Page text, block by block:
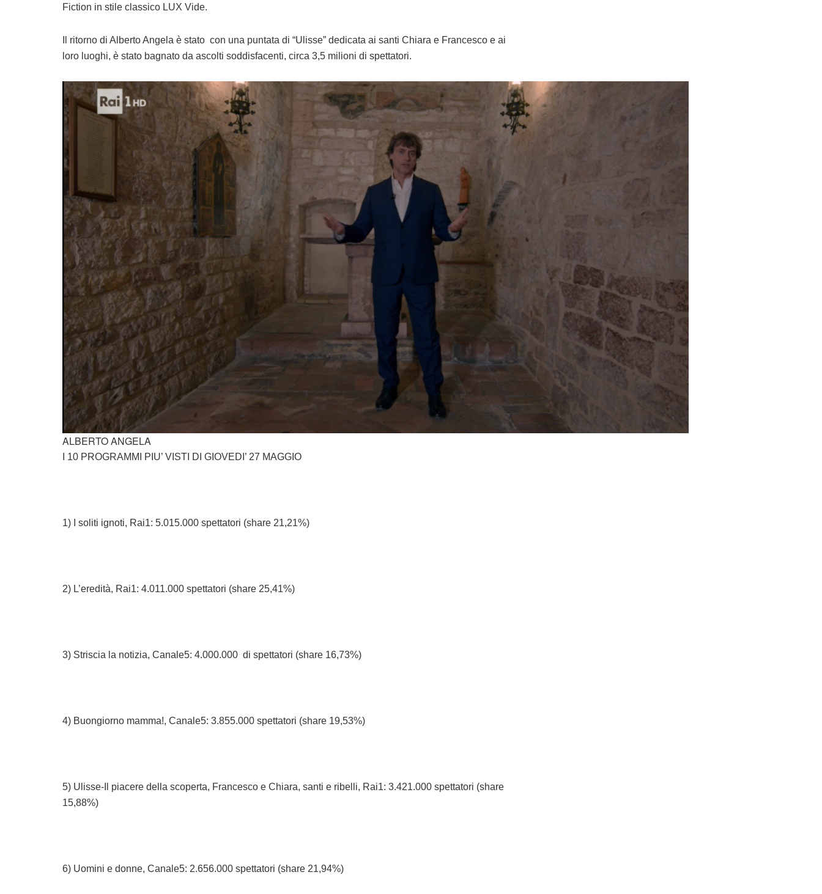
Fiction in stile classico LUX Vide.
Il ritorno di Alberto Angela è stato con una puntata di “Ulisse” dedicata ai santi Chiara e Francesco e ai
loro luoghi, è stato bagnato da ascolti soddisfacenti, circa 3,5 milioni di spettatori.
ALBERTO ANGELA
I 10 PROGRAMMI PIU’ VISTI DI GIOVEDI’ 27 MAGGIO
1) I soliti ignoti, Rai1: 5.015.000 spettatori (share 21,21%)
2) L’eredità, Rai1: 4.011.000 spettatori (share 25,41%)
3) Striscia la notizia, Canale5: 4.000.000 di spettatori (share 16,73%)
4) Buongiorno mamma!, Canale5: 3.855.000 spettatori (share 19,53%)
5) Ulisse-Il piacere della scoperta, Francesco e Chiara, santi e ribelli, Rai1: 3.421.000 spettatori (share
15,88%)
6) Uomini e donne, Canale5: 2.656.000 spettatori (share 21,94%)